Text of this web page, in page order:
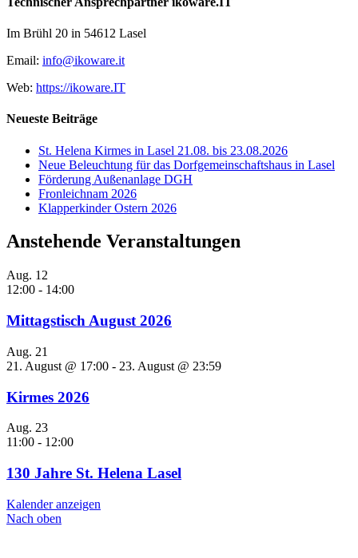
Im Brühl 20 in 54612 Lasel
Email: info@ikoware.it
Web: https://ikoware.IT
Neueste Beiträge
St. Helena Kirmes in Lasel 21.08. bis 23.08.2026
Neue Beleuchtung für das Dorfgemeinschaftshaus in Lasel
Förderung Außenanlage DGH
Fronleichnam 2026
Klapperkinder Ostern 2026
Anstehende Veranstaltungen
Aug. 12
12:00 - 14:00
Mittagstisch August 2026
Aug. 21
21. August @ 17:00 - 23. August @ 23:59
Kirmes 2026
Aug. 23
11:00 - 12:00
130 Jahre St. Helena Lasel
Kalender anzeigen
Nach oben